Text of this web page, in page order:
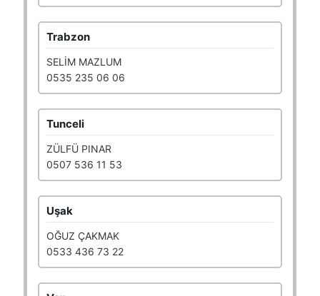
Trabzon
SELİM MAZLUM
0535 235 06 06
Tunceli
ZÜLFÜ PINAR
0507 536 11 53
Uşak
OĞUZ ÇAKMAK
0533 436 73 22